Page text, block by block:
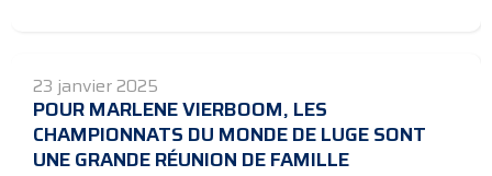
23 janvier 2025
POUR MARLENE VIERBOOM, LES
CHAMPIONNATS DU MONDE DE LUGE SONT
UNE GRANDE RÉUNION DE FAMILLE